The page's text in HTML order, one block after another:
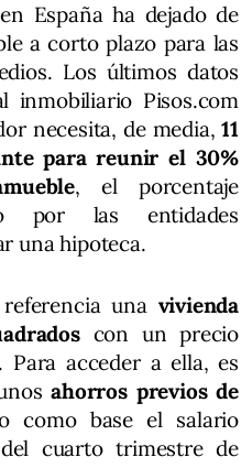
España ha dejado de
a corto plazo para las
Los últimos datos
inmobiliario Pisos.com
necesita, de media,11
para reunir el 30%
, el porcentaje
por las entidades
una hipoteca.
una vivienda
con un precio
Para acceder a ella, es
ahorros previos de
como base el salario
cuarto trimestre de